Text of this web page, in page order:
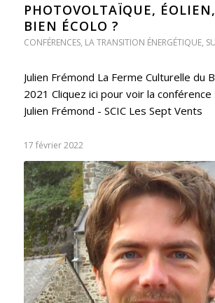
PHOTOVOLTAÏQUE,
BIEN ÉCOLO ?
CONFÉRENCES, LA TRANSITION ÉNERGÉTIQUE,
Julien Frémond La Ferme Culturelle du
2021 Cliquez ici pour voir la conférence
Julien Frémond - SCIC Les Sept Vents
17 février 2022